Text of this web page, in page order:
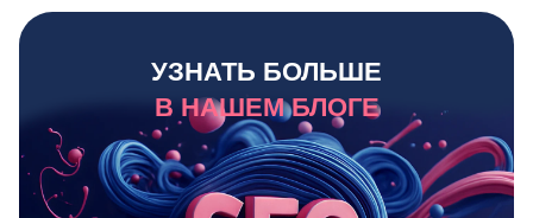
УЗНАТЬ БОЛЬШЕ
В НАШЕМ БЛОГЕ